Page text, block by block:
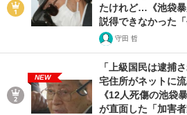
たけれど…《池袋
説得できなかった「
守田 哲
NEW
「上級国民は逮捕
宅住所がネットに
《12人死傷の池袋
が直面した「加害者